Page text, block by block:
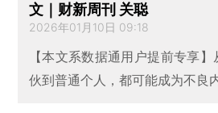
文｜财新周刊 关聪
2026年01月10日 09:18
【本文系数据通用户提前专享
伙到普通个人，都可能成为不良